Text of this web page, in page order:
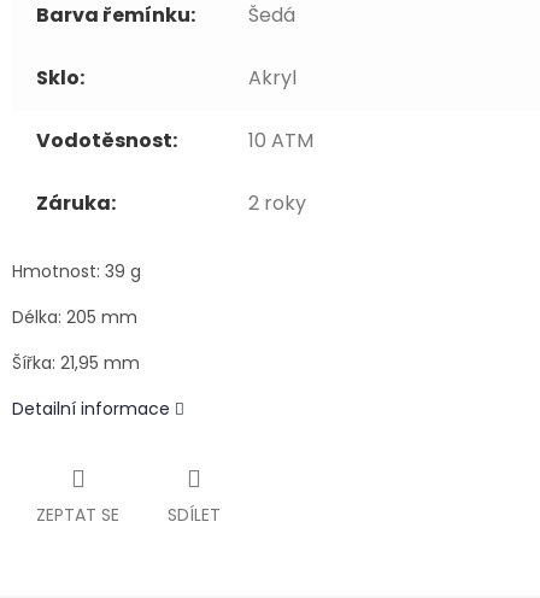
Barva řemínku: Šedá
Sklo: Akryl
Vodotěsnost: 10 ATM
Záruka: 2 roky
Hmotnost: 39 g
Délka: 205 mm
Šířka: 21,95 mm
Detailní informace
ZEPTAT SE SDÍLET